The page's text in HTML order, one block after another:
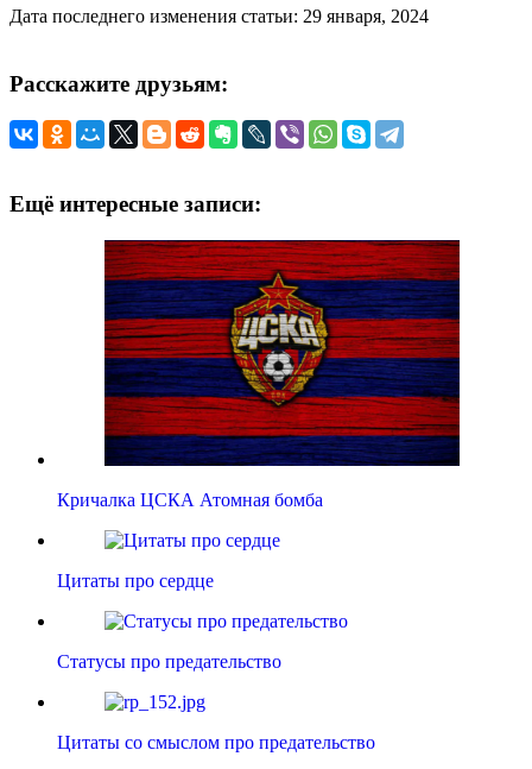
Дата последнего изменения статьи: 29 января, 2024
Расскажите друзьям:
Ещё интересные записи:
Кричалка ЦСКА Атомная бомба
Цитаты про сердце
Статусы про предательство
Цитаты со смыслом про предательство